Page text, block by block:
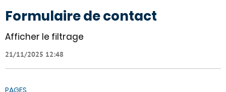
Formulaire de contact
Afficher le filtrage
21/11/2025 12:48